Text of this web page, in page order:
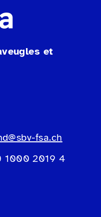
et
fsa.ch
1000 2019 4